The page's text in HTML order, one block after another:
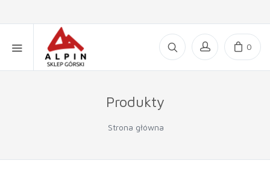
0
Produkty
Strona główna